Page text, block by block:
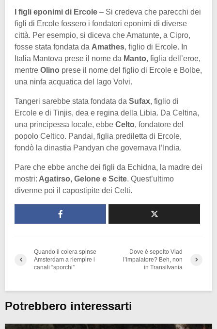
I figli eponimi di Ercole – Si credeva che parecchi dei
figli di Ercole fossero i fondatori eponimi di diverse
città. Per esempio, si diceva che Amatunte, a Cipro,
fosse stata fondata da Amathes, figlio di Ercole. In
Italia Mantova prese il nome da Manto, figlia dell’eroe,
mentre Olino prese il nome del figlio di Ercole e Bolbe,
una ninfa acquatica del lago Volvi.
Tangeri sarebbe stata fondata da Sufax, figlio di
Ercole e di Tinjis, dea e regina della Libia. Da Celtina,
una principessa locale, ebbe Celto, fondatore del
popolo Celtico. Pandai, figlia prediletta di Ercole,
fondò la dinastia Pandyan che governava l’India.
Pare che ebbe anche dei figli da Echidna, la madre dei
mostri: Agatirso, Gelone e Scite. Quest’ultimo
divenne poi il capostipite dei Celti.
Quando il colera spinse
Amsterdam a riempire i
canali “sporchi”
Dove è sepolto Vlad
l’impalatore? Beh, non
in Transilvania
Potrebbero interessarti